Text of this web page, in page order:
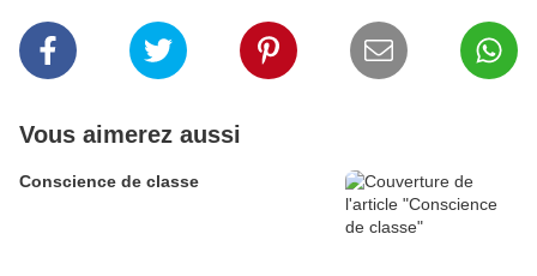
Vous aimerez aussi
Conscience de classe